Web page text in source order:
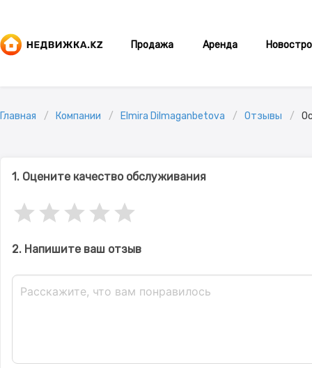
Продажа Аренда
Главная Компании Elmira Dilmaganbetova Отзывы
1. Оцените качество обслуживания
2. Напишите ваш отзыв